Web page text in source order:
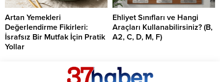
Artan Yemekleri
Değerlendirme Fikirleri:
İsrafsız Bir Mutfak İçin Pratik
Yollar
Ehliyet Sınıfları ve Hangi
Araçları Kullanabilirsiniz? (B,
A2, C, D, M, F)